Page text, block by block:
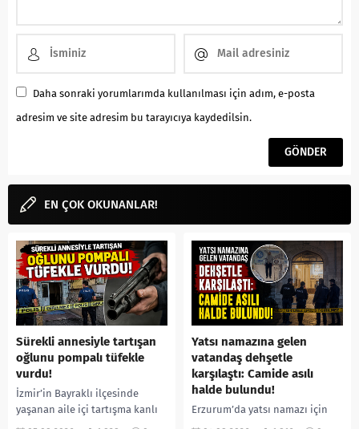
Daha sonraki yorumlarımda kullanılması için adım, e-posta
adresim ve site adresim bu tarayıcıya kaydedilsin.
EN ÇOK OKUNANLAR!
Sürekli annesiyle tartışan
oğlunu pompalı tüfekle
vurdu!
İzmir’in Bayraklı ilçesinde
yaşanan aile içi tartışma kanlı
bitti. İddiaya göre, uzun süredir
Yatsı namazına gelen
vatandaş dehşetle
karşılaştı: Camide asılı
halde bulundu!
Erzurum’da yatsı namazı için
camiye gelen bir vatandaş,